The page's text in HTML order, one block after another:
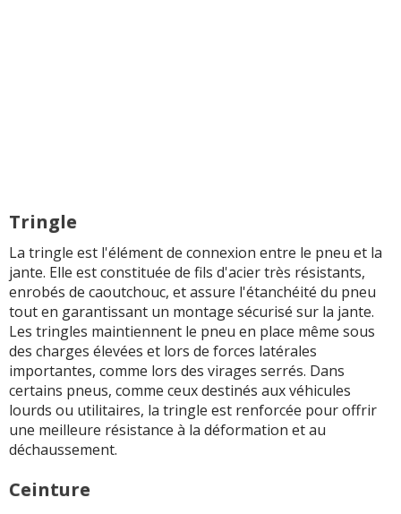
Tringle
La tringle est l'élément de connexion entre le pneu et la
jante. Elle est constituée de fils d'acier très résistants,
enrobés de caoutchouc, et assure l'étanchéité du pneu
tout en garantissant un montage sécurisé sur la jante.
Les tringles maintiennent le pneu en place même sous
des charges élevées et lors de forces latérales
importantes, comme lors des virages serrés. Dans
certains pneus, comme ceux destinés aux véhicules
lourds ou utilitaires, la tringle est renforcée pour offrir
une meilleure résistance à la déformation et au
déchaussement.
Ceinture